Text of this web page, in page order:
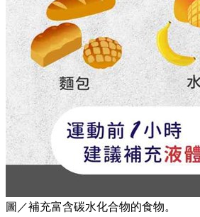
圖／補充富含碳水化合物的食物。